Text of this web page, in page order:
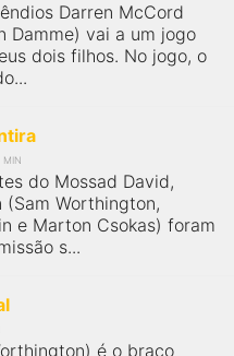
Darren McCord
Damme) vai a um jogo
dois filhos. No jogo, o
MIN
do Mossad David,
(Sam Worthington,
e Marton Csokas) foram
s...
é o braço